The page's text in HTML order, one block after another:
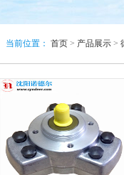
当前位置： 首页 > 产品展示 >